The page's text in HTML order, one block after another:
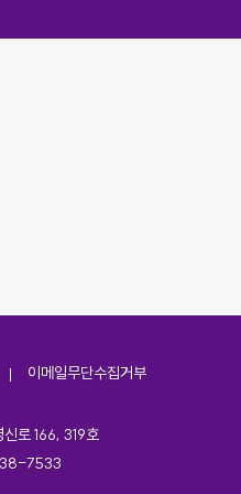
이메일무단수집거부
로 166, 319호
7533